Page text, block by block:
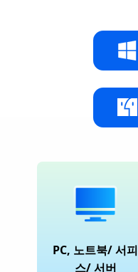
PC, 노트북/ 서피
스/ 서버